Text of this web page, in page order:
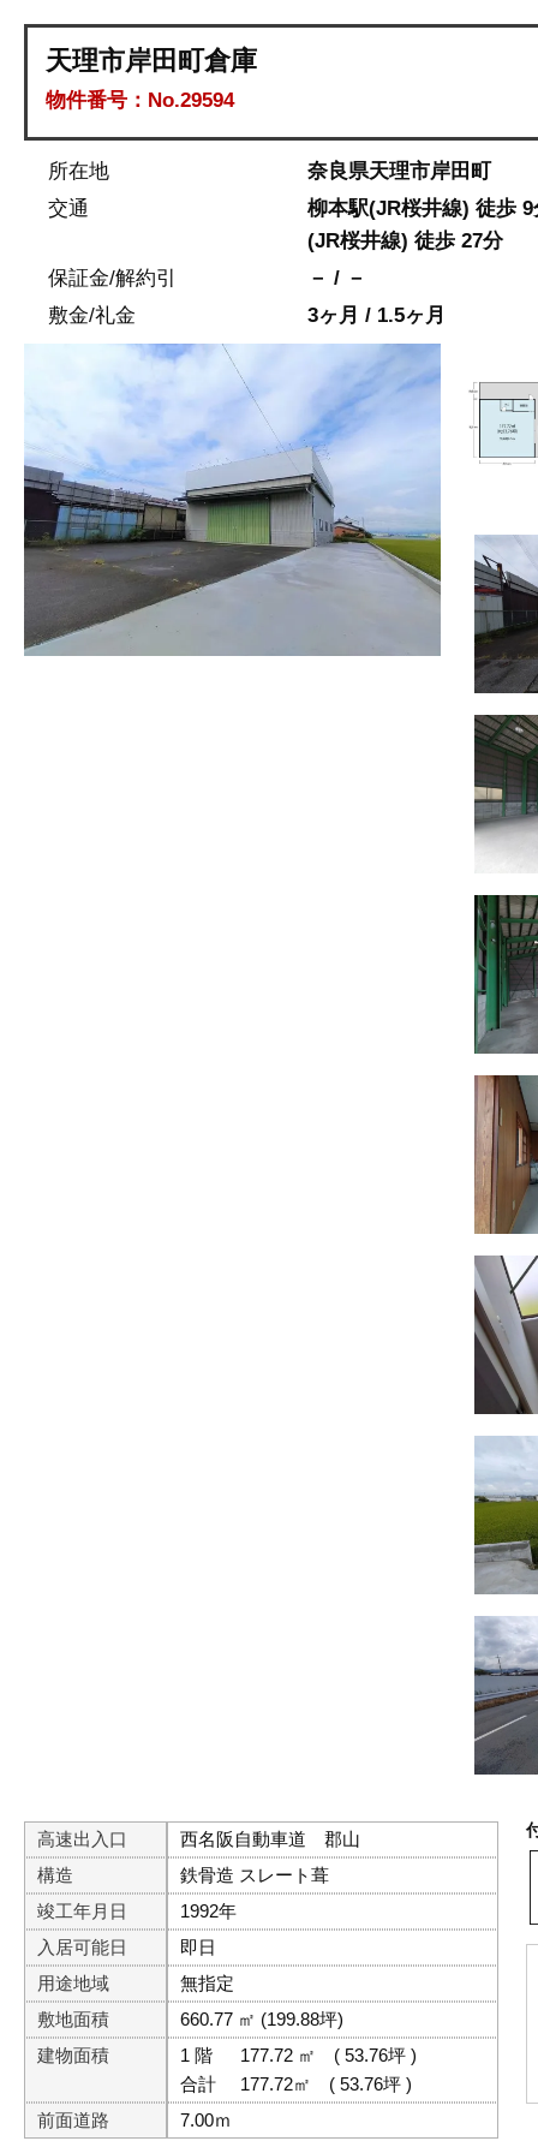
天理市岸田町倉庫
物件番号：No.29594
所在地
奈良県天理市岸田町
交通
柳本駅(JR桜井線) 徒歩
(JR桜井線) 徒歩 27分
保証金/解約引
－ / －
敷金/礼金
3ヶ月 / 1.5ヶ月
高速出入口
西名阪自動車道 郡山
構造
鉄骨造 スレート葺
竣工年月日
1992年
入居可能日
即日
用途地域
無指定
敷地面積
660.77 ㎡ (199.88坪)
建物面積
1 階 177.72 ㎡
( 53.76坪 )
合計
177.72㎡
( 53.76坪 )
前面道路
7.00ｍ